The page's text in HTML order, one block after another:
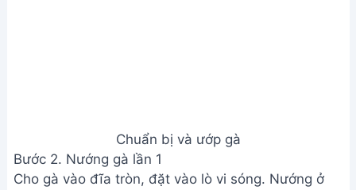
Chuẩn bị và ướp gà
Bước 2. Nướng gà lần 1
Cho gà vào đĩa tròn, đặt vào lò vi sóng. Nướng ở